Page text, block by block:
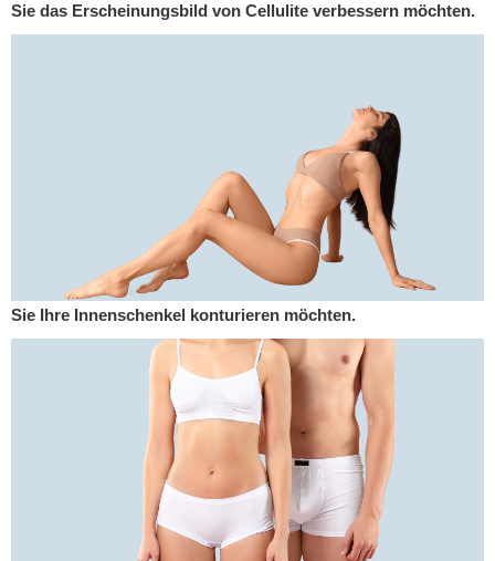
Sie das Erscheinungsbild von Cellulite verbessern möchten.
Sie Ihre Innenschenkel konturieren möchten.